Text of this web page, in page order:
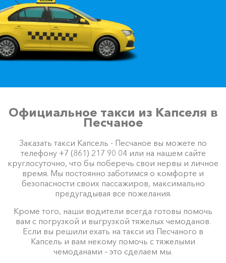
Официальное такси из Капселя в
Песчаное
Заказать такси Капсель - Песчаное вы можете по
телефону +7 (861) 217 90 04 или на нашем сайте
круглосуточно, что бы поберечь свои нервы и личное
время. Мы постоянно заботимся о комфорте и
безопасности своих пассажиров, максимально
предугадывая все пожелания.
Кроме того, наши водители всегда готовы помочь
вам с погрузкой и выгрузкой тяжелых чемоданов.
Если вы решили ехать на такси из Песчаного в
Капсель и вам некому помочь с тяжелыми
чемоданами – это сделаем мы.